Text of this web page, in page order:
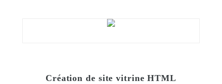
Création de site vitrine HTML